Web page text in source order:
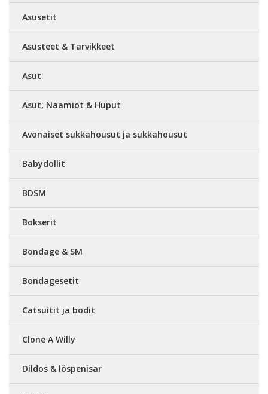
Asusetit
Asusteet & Tarvikkeet
Asut
Asut, Naamiot & Huput
Avonaiset sukkahousut ja sukkahousut
Babydollit
BDSM
Bokserit
Bondage & SM
Bondagesetit
Catsuitit ja bodit
Clone A Willy
Dildos & löspenisar